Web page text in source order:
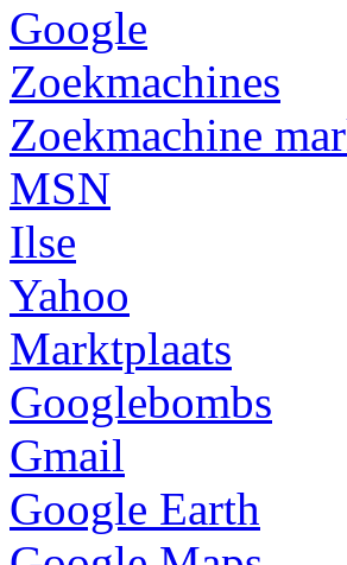
Google
Zoekmachines
Zoekmachine
MSN
Ilse
Yahoo
Marktplaats
Googlebombs
Gmail
Google Earth